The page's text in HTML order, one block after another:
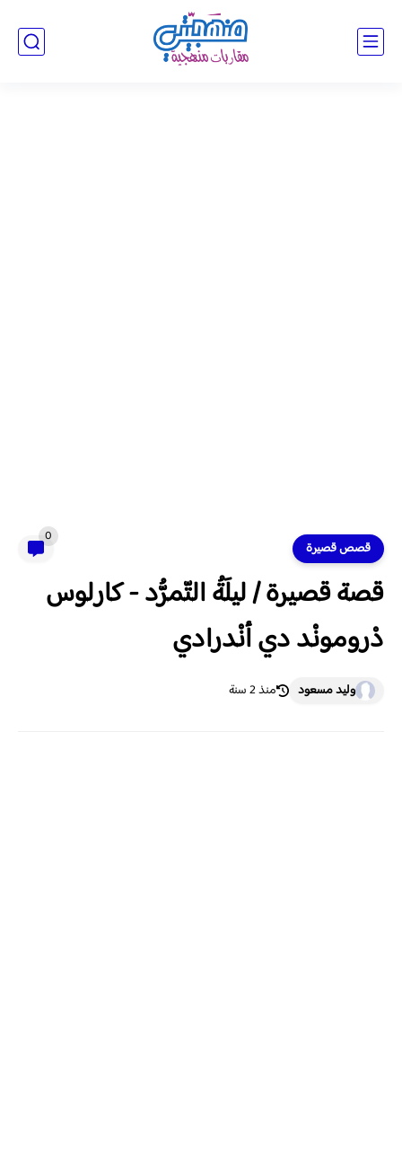
قصص قصيرة
0
قصة قصيرة / ليلَةُ التّمرُّد - كارلوس
دْرومونْد دي أنْدرادي
وليد مسعود منذ 2 سنة